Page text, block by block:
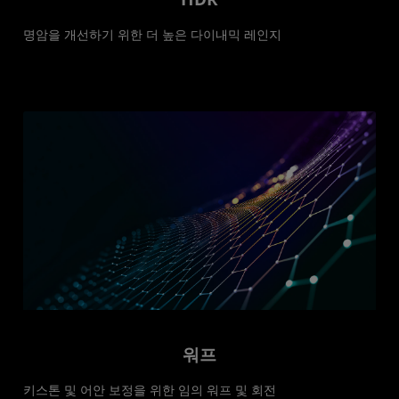
명암을 개선하기 위한 더 높은 다이내믹 레인지
워프
키스톤 및 어안 보정을 위한 임의 워프 및 회전